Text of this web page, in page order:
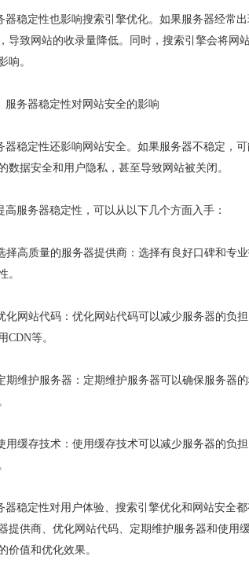
稳定性也影响搜索引擎优化。如果服务器经常
导致网站的收录量降低。同时，搜索引擎会将网
响。
务器稳定性对网站安全的影响
稳定性还影响网站安全。如果服务器不稳定，
数据安全和用户隐私，甚至导致网站被关闭。
服务器稳定性，可以从以下几个方面入手：
高质量的服务器提供商：选择有良好口碑和专
。
网站代码：优化网站代码可以减少服务器的负
CDN等。
维护服务器：定期维护服务器可以确保服务器
缓存技术：使用缓存技术可以减少服务器的负担
稳定性对用户体验、搜索引擎优化和网站安全
提供商、优化网站代码、定期维护服务器和使用
价值和优化效果。